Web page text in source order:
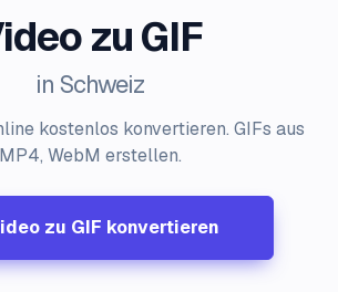
zu GIF
in Schweiz
kostenlos konvertieren. GIFs aus
MP4, WebM erstellen.
zu GIF konvertieren